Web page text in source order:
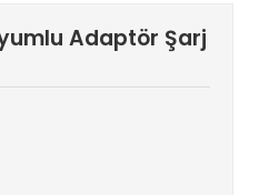
Adaptör Şarj